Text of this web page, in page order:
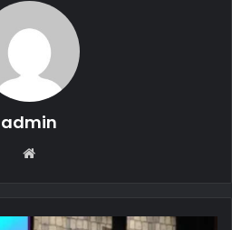
admin
Web